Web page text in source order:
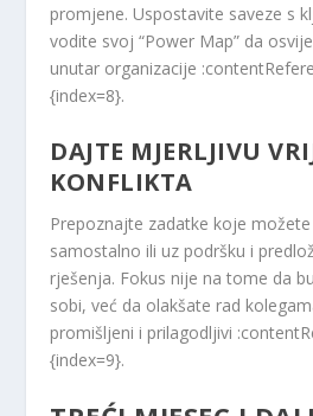
promjene. Uspostavite saveze s
vodite svoj “Power Map” da
unutar organizacije
{index=8}.
DAJTE MJERLJIVU
KONFLIKTA
Prepoznajte zadatke koje
samostalno ili uz podršku i
rješenja. Fokus nije na tome da
sobi, već da olakšate rad
promišljeni i prilagodljivi
{index=9}.